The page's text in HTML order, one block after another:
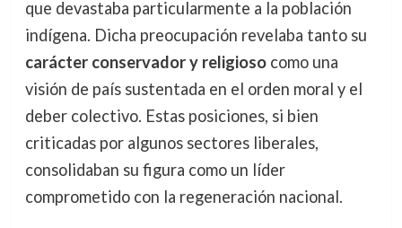
que devastaba particularmente a la población
indígena. Dicha preocupación revelaba tanto su
carácter conservador y religiosocomo una
visión de país sustentada en el orden moral y el
deber colectivo. Estas posiciones, si bien
criticadas por algunos sectores liberales,
consolidaban su figura como un líder
comprometido con la regeneración nacional.